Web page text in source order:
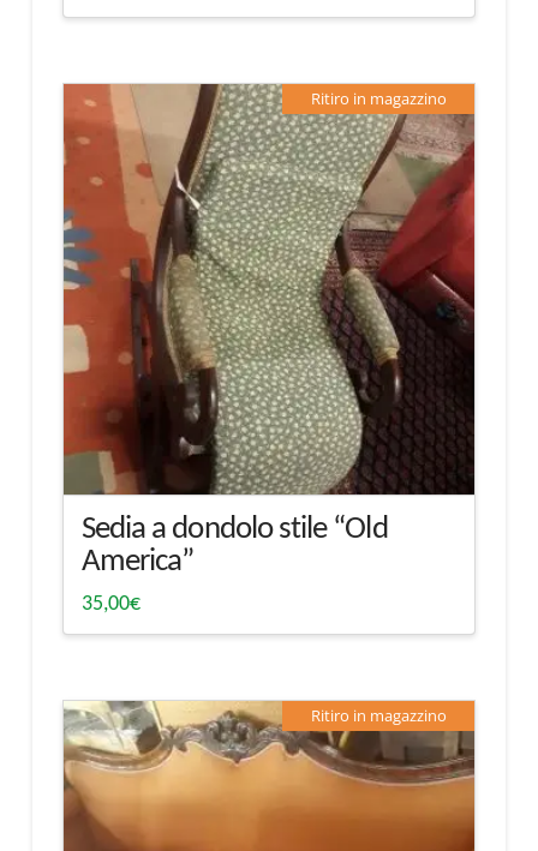
Ritiro in magazzino
Sedia a dondolo stile “Old
America”
35,00€
Ritiro in magazzino